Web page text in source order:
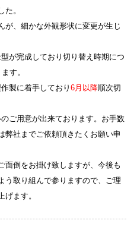
。
が、細かな外観形状に変更が生じ
が完成しており切り替え時期につ
す。
製に着手しており 6月以降順次切
ご用意が出来ております。お手数
弊社までご依頼頂きたくお願い申
倒をお掛け致しますが、今後も
う取り組んで参りますので、ご理
ます。